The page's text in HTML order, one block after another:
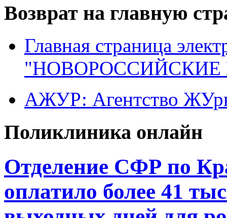
Возврат на главную
Главная страница
"НОВОРОССИЙСКИЕ
АЖУР: Агентство
Поликлиника онлайн
Отделение СФР по
оплатило более 41